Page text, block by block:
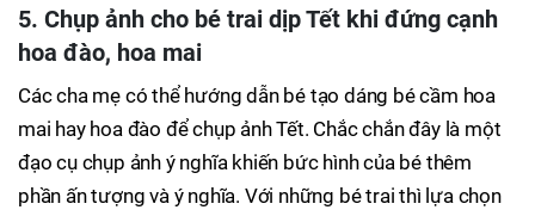
5. Chụp ảnh cho bé trai dịp Tết khi đứng cạnh
hoa đào, hoa mai
Các cha mẹ có thể hướng dẫn bé tạo dáng bé cầm hoa
mai hay hoa đào để chụp ảnh Tết. Chắc chắn đây là một
đạo cụ chụp ảnh ý nghĩa khiến bức hình của bé thêm
phần ấn tượng và ý nghĩa. Với những bé trai thì lựa chọn